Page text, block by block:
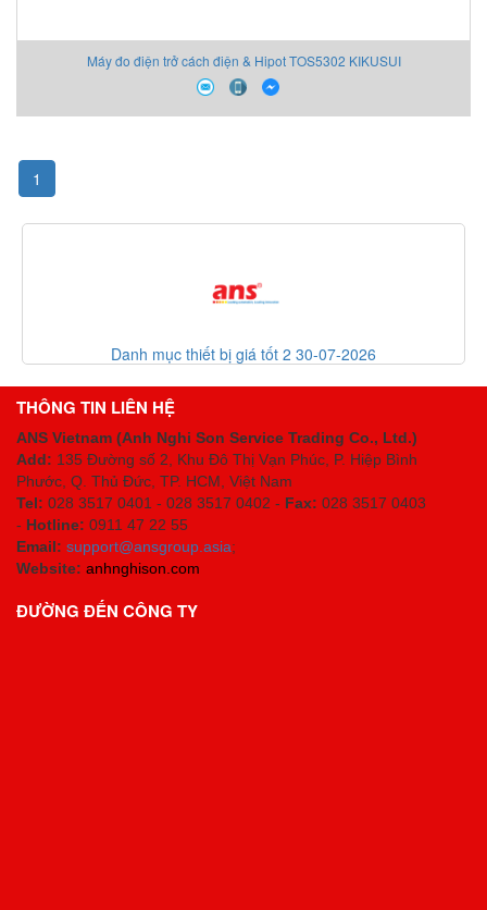
Máy đo điện trở cách điện & Hipot TOS5302 KIKUSUI
1
List code thiết bị giá tốt 30-07-
THÔNG TIN LIÊN HỆ
ANS Vietnam (Anh Nghi Son Service Trading Co., Ltd.)
Add: 135 Đường số 2, Khu Đô Thị Vạn Phúc, P. Hiệp Bình
Phước, Q. Thủ Đức, TP. HCM , Việt Nam
Tel: 028 3517 0401 - 028 3517 0402 - Fax: 028 3517 0403
- Hotline: 0911 47 22 55
Email: support@ansgroup.asia;
Website: anhnghison.com
ĐƯỜNG ĐẾN CÔNG TY